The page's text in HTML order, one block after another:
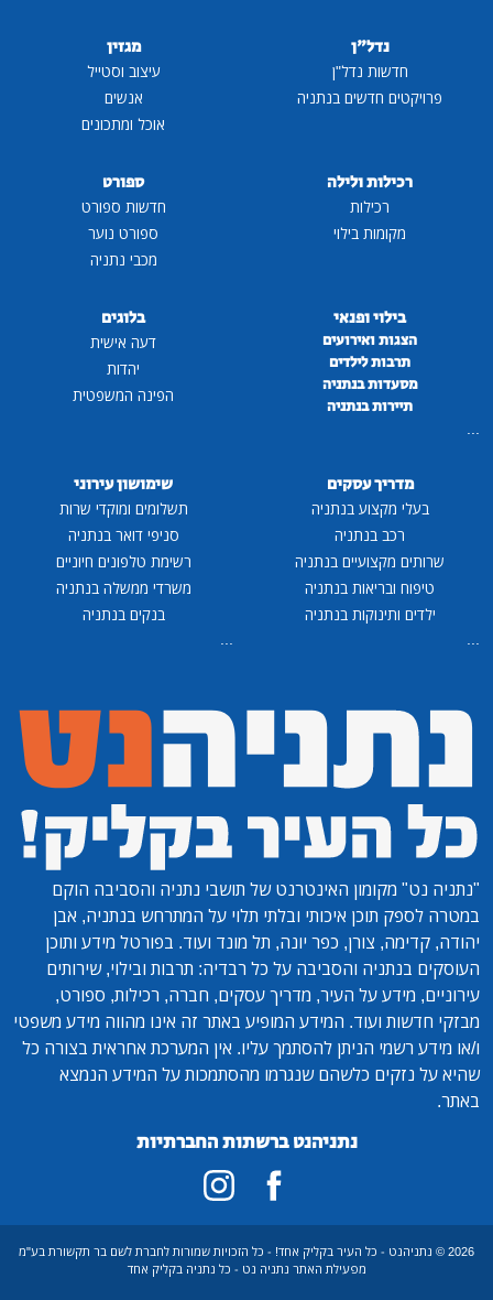
נדל"ן
חדשות נדל"ן
פרויקטים חדשים בנתניה
מגזין
עיצוב וסטייל
אנשים
אוכל ומתכונים
רכילות ולילה
רכילות
מקומות בילוי
ספורט
חדשות ספורט
ספורט נוער
מכבי נתניה
בילוי ופנאי
הצגות ואירועים
תרבות לילדים
מסעדות בנתניה
תיירות בנתניה
בלוגים
דעה אישית
יהדות
הפינה המשפטית
מדריך עסקים
בעלי מקצוע בנתניה
רכב בנתניה
שרותים מקצועיים בנתניה
טיפוח ובריאות בנתניה
ילדים ותינוקות בנתניה
שימושון עירוני
תשלומים ומוקדי שרות
סניפי דואר בנתניה
רשימת טלפונים חיוניים
משרדי ממשלה בנתניה
בנקים בנתניה
"נתניה נט" מקומון האינטרנט של תושבי נתניה והסביבה הוקם
במטרה לספק תוכן איכותי ובלתי תלוי על המתרחש בנתניה, אבן
יהודה, קדימה, צורן, כפר יונה, תל מונד ועוד. בפורטל מידע ותוכן
העוסקים בנתניה והסביבה על כל רבדיה: תרבות ובילוי, שירותים
עירוניים, מידע על העיר, מדריך עסקים, חברה, רכילות, ספורט,
מבזקי חדשות ועוד. המידע המופיע באתר זה אינו מהווה מידע משפטי
ו/או מידע רשמי הניתן להסתמך עליו. אין המערכת אחראית בצורה כל
שהיא על נזקים כלשהם שנגרמו מהסתמכות על המידע הנמצא
באתר.
נתניהנט ברשתות החברתיות
2026 © נתניהנט - כל העיר בקליק אחד! - כל הזכויות שמורות לחברת לשם בר תקשורת בע"מ
מפעילת האתר נתניה נט - כל נתניה בקליק אחד